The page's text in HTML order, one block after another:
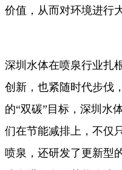
价值，从而对环境进行
深圳水体在喷泉行业扎
创新，也紧随时代步伐
的“双碳”目标，深圳水
们在节能减排上，不仅
喷泉，还研发了更新型